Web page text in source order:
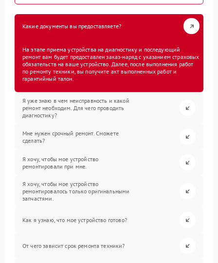
Какие документы вы предоставляете?
На этапе приема устройства на диагностику и последующий
ремонт вам будет предоставлен заказ-наряд с указанием страховых
обязательств на ваше устройство. Далее, после выполнения работ
по ремонту техники, вы получите акт выполненных работ и
гарантийный талон.
Я уже знаю в чем неисправность и какой
ремонт необходим. Для чего проводить
диагностику?
Мне нужен срочный ремонт. Сможете
сделать?
Я хочу, чтобы мое устройство
ремонтировали при мне.
Я хочу, чтобы мое устройство
ремонтировалось только оригинальными
запчастями.
Как я узнаю, что мое устройство готово?
От чего зависит срок ремонта техники?